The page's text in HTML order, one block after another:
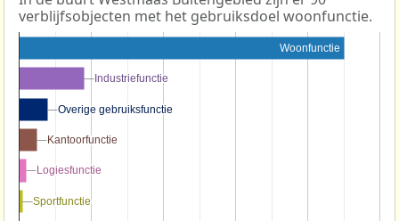
verblijfsobjecten met het gebruiksdoel woonfunctie.
Woonfunctie
Industriefunctie
Industriefunctie
Overige gebruiksfunctie
Overige gebruiksfunctie
Kantoorfunctie
Kantoorfunctie
Logiesfunctie
Logiesfunctie
Sportfunctie
Sportfunctie